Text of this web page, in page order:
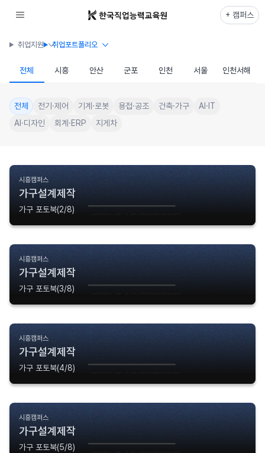
+ 캠퍼스
취업지원 취업포트폴리오
전체 시흥 안산 군포 인천 서울 인천서해
전체 전기·제어 기계·로봇 용접·공조 건축·가구
AI·IT
AI·디자인
회계·ERP 지게차
시흥캠퍼스
가구설계제작
가구 포토북(2/8)
시흥캠퍼스
가구설계제작
가구 포토북(3/8)
시흥캠퍼스
가구설계제작
가구 포토북(4/8)
시흥캠퍼스
가구설계제작
가구 포토북(5/8)